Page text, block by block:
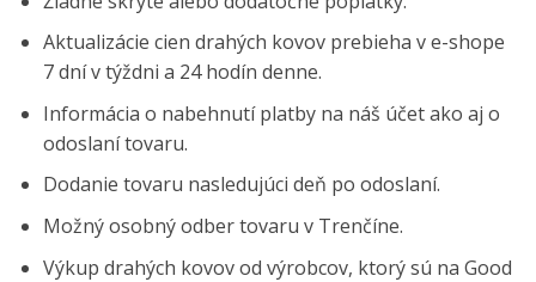
Aktualizácie cien drahých kovov prebieha v e-shope
7 dní v týždni a 24 hodín denne.
Informácia o nabehnutí platby na náš účet ako aj o
odoslaní tovaru.
Dodanie tovaru nasledujúci deň po odoslaní.
Možný osobný odber tovaru v Trenčíne.
Výkup drahých kovov od výrobcov, ktorý sú na Good